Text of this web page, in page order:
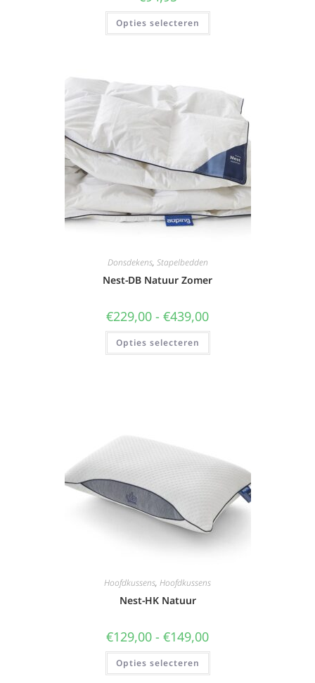
Opties selecteren
Donsdekens, Stapelbedden
Nest-DB Natuur Zomer
€229,00 - €439,00
Opties selecteren
Hoofdkussens, Hoofdkussens
Nest-HK Natuur
€129,00 - €149,00
Opties selecteren